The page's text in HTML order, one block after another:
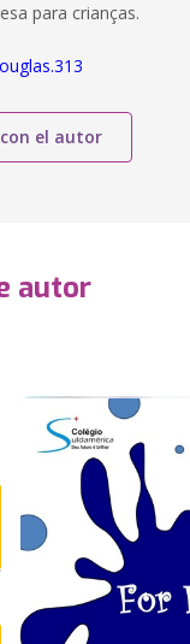
para crianças.
el autor
autor